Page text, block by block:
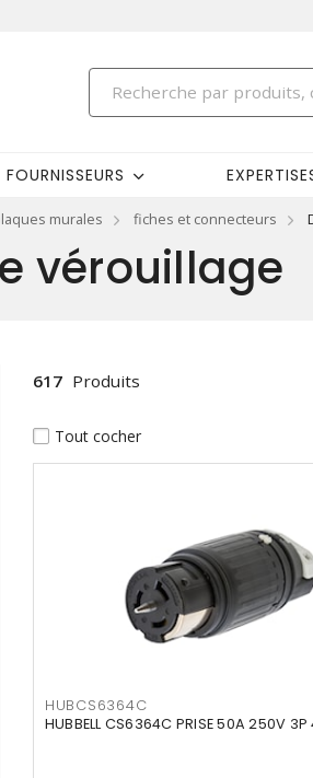
FOURNISSEURS
murales fiches et connecteurs
vérouillage
617 Produits
Tout cocher
HUBCS6364C
HUBBELL CS6364C PRISE 50A 250V 3P